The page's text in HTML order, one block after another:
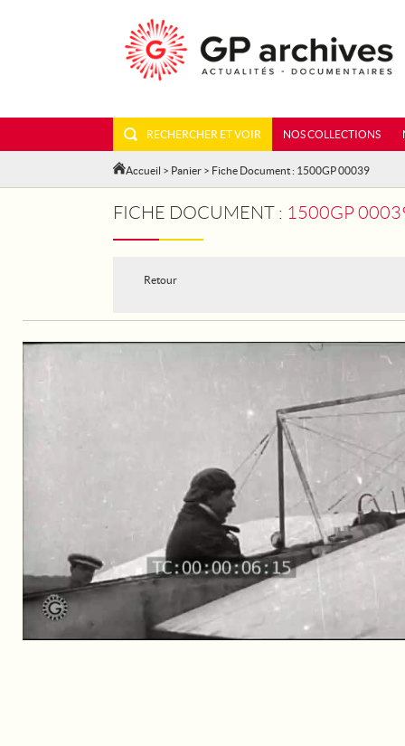
RECHERCHER ET VOIR NOS COLLECTIONS
Accueil > Panier > Fiche Document : 1500GP 00039
FICHE DOCUMENT : 1500GP
Retour